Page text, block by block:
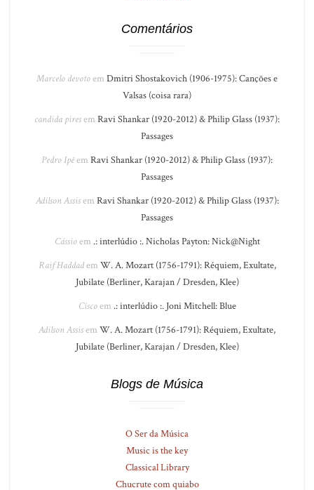
Comentários
Marcelo devotoem Dmitri Shostakovich (1906-1975): Canções e
Valsas (coisa rara)
candida piresem Ravi Shankar (1920-2012) & Philip Glass (1937):
Passages
Pedro Ipêem Ravi Shankar (1920-2012) & Philip Glass (1937):
Passages
Adilson Assisem Ravi Shankar (1920-2012) & Philip Glass (1937):
Passages
Cássioem .: interlúdio :. Nicholas Payton: Nick@Night
Raif Haddadem W. A. Mozart (1756-1791): Réquiem, Exultate,
Jubilate (Berliner, Karajan / Dresden, Klee)
Ciscoem .: interlúdio :. Joni Mitchell: Blue
Adilson Assisem W. A. Mozart (1756-1791): Réquiem, Exultate,
Jubilate (Berliner, Karajan / Dresden, Klee)
Blogs de Música
O Ser da Música
Music is the key
Classical Library
Chucrute com quiabo